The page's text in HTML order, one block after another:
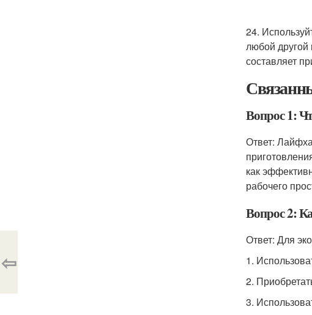
24.
любой другой
составляет
Вопрос 1:
Ответ:
как
рабочего
Вопрос 2:
Ответ: Для
1.
2.
3.
⇦